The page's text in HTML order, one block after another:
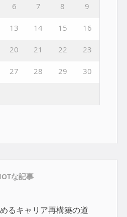
6 7 8
9
13 14 15
16
20 21 22
23
27 28 29
30
な記事
るキャリア再構築の道